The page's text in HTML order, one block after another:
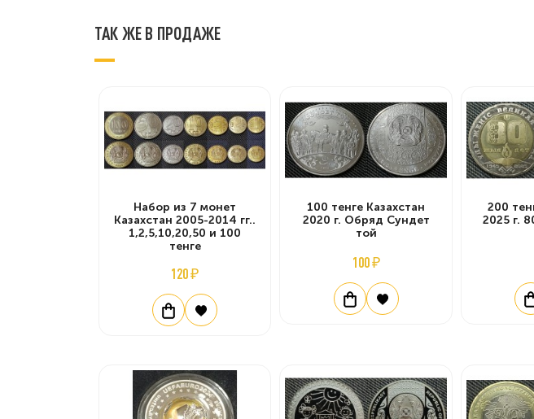
ТАК ЖЕ В ПРОДАЖЕ
Набор из 7 монет
Казахстан 2005-2014 гг..
1,2,5,10,20,50 и 100
тенге
120 ₽
100 тенге Казахстан
2020 г. Обряд Сундет
той
100 ₽
200
2025 г.